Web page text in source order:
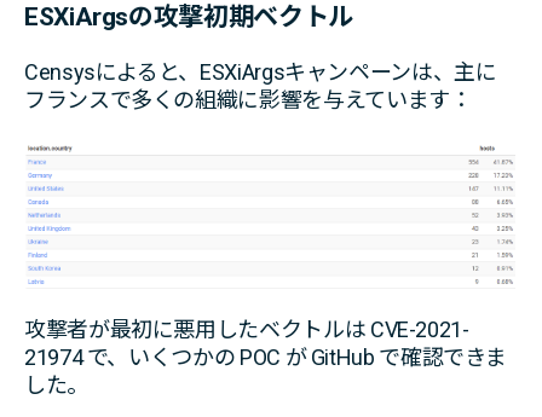
ESXiArgsの攻撃初期ベクトル
Censysによると、ESXiArgsキャンペーンは、主に
フランスで多くの組織に影響を与えています：
攻撃者が最初に悪用したベクトルは CVE-2021-
21974 で、いくつかの POC が GitHub で確認できま
した。